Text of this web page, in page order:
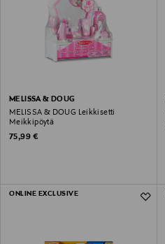
MELISSA & DOUG
MELISSA & DOUG Leikkisetti
Meikkipöytä
Original Price
75,99 €
ONLINE EXCLUSIVE